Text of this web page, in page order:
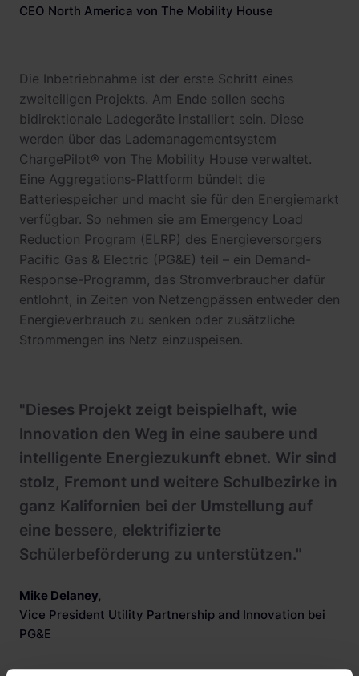
CEO North America von The Mobility House
Die Inbetriebnahme ist der erste Schritt eines
zweiteiligen Projekts. Am Ende sollen sechs
bidirektionale Ladegeräte installiert sein. Diese
werden über das Lademanagementsystem
ChargePilot® von The Mobility House verwaltet.
Eine Aggregations-Plattform bündelt die
Batteriespeicher und macht sie für den Energiemarkt
verfügbar. So nehmen sie am Emergency Load
Reduction Program (ELRP) des Energieversorgers
Pacific Gas & Electric (PG&E) teil – ein Demand-
Response-Programm, das Stromverbraucher dafür
entlohnt, in Zeiten von Netzengpässen entweder den
Energieverbrauch zu senken oder zusätzliche
Strommengen ins Netz einzuspeisen.
"Dieses Projekt zeigt beispielhaft, wie
Innovation den Weg in eine saubere und
intelligente Energiezukunft ebnet. Wir sind
stolz, Fremont und weitere Schulbezirke in
ganz Kalifornien bei der Umstellung auf
eine bessere, elektrifizierte
Schülerbeförderung zu unterstützen."
Mike Delaney,
Vice President Utility Partnership and Innovation bei
PG&E